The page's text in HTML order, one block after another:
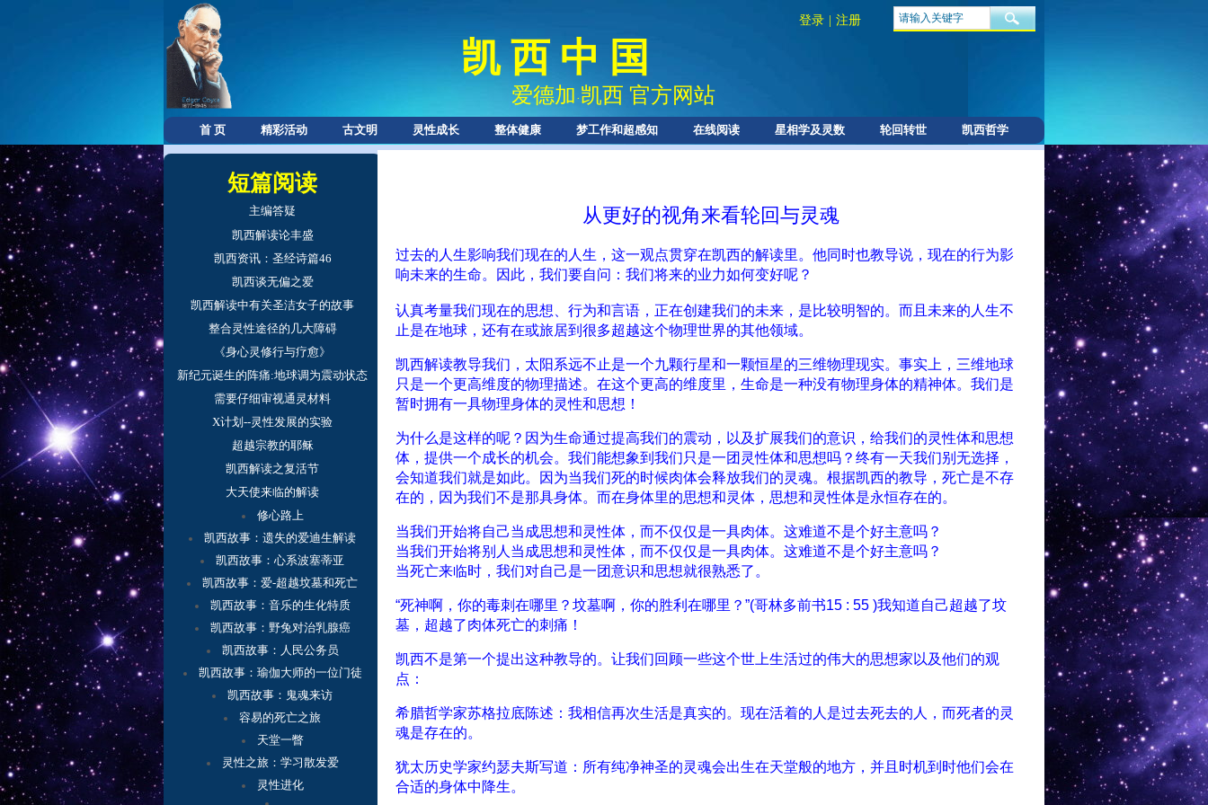
首 页 精彩活动 古文明 灵性成长 整体健康 梦工作和超感知 在线阅读 星相学及灵数 轮回转世 凯西哲学
凯 西 中 国
登录 注册
爱德加 · 凯西 官方网站
从更好的视角来看轮回与灵魂
过去的人生影响我们现在的人生，这一观点贯穿在凯西的解读里。他同时也教导说，现在的行为影
响未来的生命。因此，我们要自问：我们将来的业力如何变好呢？
认真考量我们现在的思想、行为和言语，正在创建我们的未来，是比较明智的。而且未来的人生不
止是在地球，还有在或旅居到很多超越这个物理世界的其他领域。
凯西解读教导我们，太阳系远不止是一个九颗行星和一颗恒星的三维物理现实。事实上，三维地球
只是一个更高维度的物理描述。在这个更高的维度里，生命是一种没有物理身体的精神体。我们是
暂时拥有一具物理身体的灵性和思想！
为什么是这样的呢？因为生命通过提高我们的震动，以及扩展我们的意识，给我们的灵性体和思想
体，提供一个成长的机会。我们能想象到我们只是一团灵性体和思想吗？终有一天我们别无选择，
会知道我们就是如此。因为当我们死的时候肉体会释放我们的灵魂。根据凯西的教导，死亡是不存
在的，因为我们不是那具身体。而在身体里的思想和灵体，思想和灵性体是永恒存在的。
当我们开始将自己当成思想和灵性体，而不仅仅是一具肉体。这难道不是个好主意吗？
当我们开始将别人当成思想和灵性体，而不仅仅是一具肉体。这难道不是个好主意吗？
当死亡来临时，我们对自己是一团意识和思想就很熟悉了。
“死神啊，你的毒刺在哪里？坟墓啊，你的胜利在哪里？”(哥林多前书15 : 55 )我知道自己超越了坟
墓，超越了肉体死亡的刺痛！
凯西不是第一个提出这种教导的。让我们回顾一些这个世上生活过的伟大的思想家以及他们的观
点：
希腊哲学家苏格拉底陈述：我相信再次生活是真实的。现在活着的人是过去死去的人，而死者的灵
魂是存在的。
犹太历史学家约瑟夫斯写道：所有纯净神圣的灵魂会出生在天堂般的地方，并且时机到时他们会在
合适的身体中降生。
短篇阅读
主编答疑
凯西解读论丰盛
凯西资讯：圣经诗篇46
凯西谈无偏之爱
凯西解读中有关圣洁女子的故事
整合灵性途径的几大障碍
《身心灵修行与疗愈》
新纪元诞生的阵痛:地球调为震动状态
需要仔细审视通灵材料
X计划--灵性发展的实验
超越宗教的耶稣
凯西解读之复活节
大天使来临的解读
修心路上
凯西故事： 遗失的爱迪生解读
凯西故事：心系波塞蒂亚
凯西故事：爱-超越坟墓和死亡
凯西故事：音乐的生化特质
凯西故事：野兔对治乳腺癌
凯西故事：人民公务员
凯西故事：瑜伽大师的一位门徒
凯西故事：鬼魂来访
容易的死亡之旅
天堂一瞥
灵性之旅：学习散发爱
灵性进化